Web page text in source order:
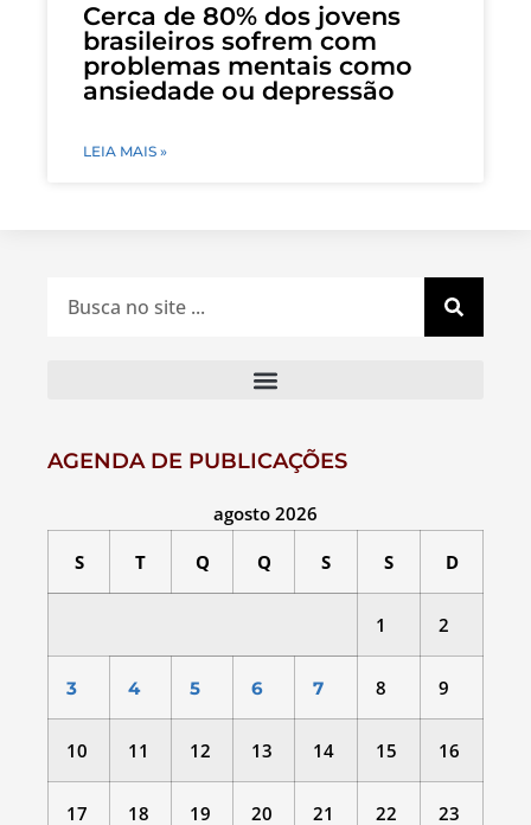
Cerca de 80% dos jovens
brasileiros sofrem com
problemas mentais como
ansiedade ou depressão
LEIA MAIS »
AGENDA DE PUBLICAÇÕES
agosto 2026
S T Q Q S S D
1 2
3 4 5 6 7 8 9
10 11 12 13 14 15 16
17 18 19 20 21 22 23